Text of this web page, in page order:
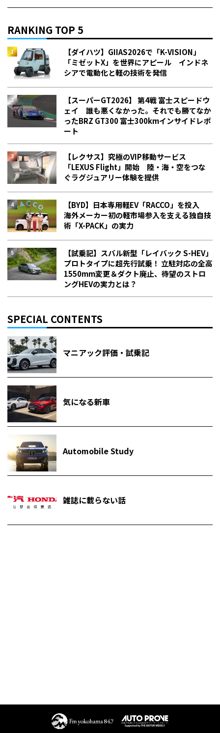
RANKING TOP 5
【ダイハツ】GIIAS2026で「K-VISION」
「ミゼットX」を世界にアピール インドネ
シアで電動化と軽の技術を発信
【スーパーGT2026】 第4戦 富士スピードウ
ェイ 誰も悪くなかった。それでも勝てなか
った――BRZ GT300 富士300kmインサイドレポ
ート
【レクサス】究極のVIP移動サービス
「LEXUS Flight」開始 陸・海・空をつな
ぐラグジュアリー体験を提供
【BYD】日本専用軽EV「RACCO」を投入
海外メーカー初の軽市場参入を支える独自技
術「X-PACK」の実力
【試乗記】スバル新型「レイバック S-HEV」
プロトタイプに超先行試乗！ 立駐対応の全高
1550mm変更＆ダクト廃止、待望のストロ
ングHEVの実力とは？
SPECIAL CONTENTS
マニアック評価・試乗記
気になる新車
Automobile Study
雑誌に載らない話